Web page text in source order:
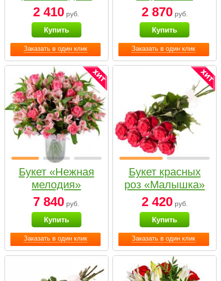
Заказать в один клик
2 410 руб.
Купить
Заказать в один клик
2 870руб.
Купить
Заказать в один клик
Букет «Нежная
мелодия»
7 840 руб.
Купить
Заказать в один клик
Букет красных
роз «Малышка»
2 420руб.
Купить